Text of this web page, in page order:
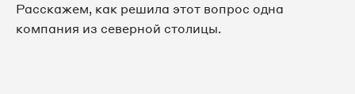
Расскажем, как решила этот вопрос одна
компания из северной столицы.